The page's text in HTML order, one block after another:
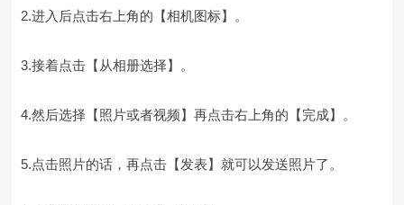
2.进入后点击右上角的【相机图标】。
3.接着点击【从相册选择】。
4.然后选择【照片或者视频】再点击右上角的【完成】。
5.点击照片的话，再点击【发表】就可以发送照片了。